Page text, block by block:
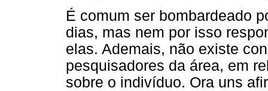
É comum ser bombardeado
dias, mas nem por isso
elas. Ademais, não existe
pesquisadores da área, em
sobre o indivíduo. Ora uns